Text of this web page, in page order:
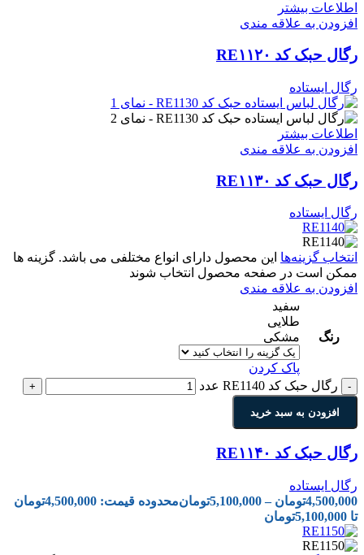
اطلاعات بیشتر
افزودن به علاقه مندی
رگال حبک کد RE۱۱۲۰
رگال ایستاده
اطلاعات بیشتر
افزودن به علاقه مندی
رگال حبک کد RE۱۱۳۰
رگال ایستاده
انتخاب گزینه‌ها این محصول دارای انواع مختلفی می باشد. گزینه ها
ممکن است در صفحه محصول انتخاب شوند
افزودن به علاقه مندی
رنگ
سفید
طلایی
مشکی
پاک کردن
- رگال حبک کد RE1140 عدد +
افزودن به سبد خرید
رگال حبک کد RE۱۱۴۰
رگال ایستاده
4,500,000تومان –
5,100,000تومان
محدوده قیمت: 4,500,000تومان
تا 5,100,000تومان